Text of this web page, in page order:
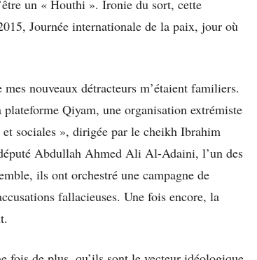
un « Houthi ». Ironie du sort, cette
Journée internationale de la paix, jour où
nouveaux détracteurs m’étaient familiers.
Qiyam, une organisation extrémiste
sociales », dirigée par le cheikh Ibrahim
Abdullah Ahmed Ali Al-Adaini, l’un des
ils ont orchestré une campagne de
fallacieuses. Une fois encore, la